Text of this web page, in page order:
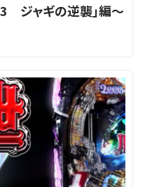
ジャギの逆襲」編～